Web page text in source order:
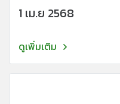
1 เม.ย 2568
ดูเพิ่มเติม